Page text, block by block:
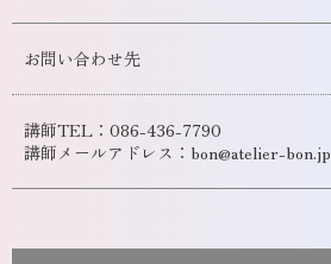
お問い合わせ先
講師TEL：086-436-7790
講師メールアドレス：bon@atelier-bon.jp